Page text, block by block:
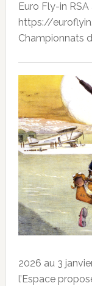
Euro Fly-in
https://
Championnats
2026 au 3
l’Espace